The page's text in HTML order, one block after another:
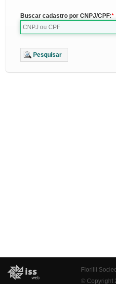
Buscar cadastro por CNPJ/CPF:
Pesquisar
Fiorilli
© Copyright